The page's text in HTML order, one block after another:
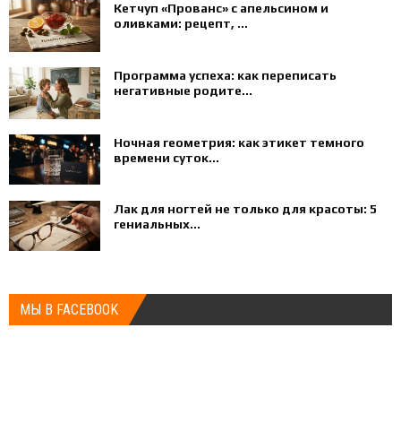
Кетчуп «Прованс» с апельсином и
оливками: рецепт, ...
Программа успеха: как переписать
негативные родите...
Ночная геометрия: как этикет темного
времени суток...
Лак для ногтей не только для красоты: 5
гениальных...
МЫ В FACEBOOK